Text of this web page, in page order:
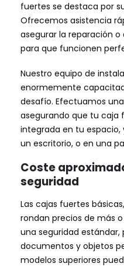
fuertes se destaca por
Ofrecemos asistencia
asegurar la reparación
para que funcionen
Nuestro equipo de
enormemente
desafío. Efectuamos
asegurando que tu
integrada en tu espacio,
un escritorio, o en una
Coste
seguridad
Las cajas fuertes
rondan precios de más
una seguridad
documentos y objetos
modelos superiores